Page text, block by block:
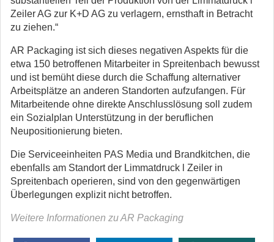
Zeiler AG zur K+D AG zu verlagern, ernsthaft in Betracht
zu ziehen.“
AR Packaging ist sich dieses negativen Aspekts für die
etwa 150 betroffenen Mitarbeiter in Spreitenbach bewusst
und ist bemüht diese durch die Schaffung alternativer
Arbeitsplätze an anderen Standorten aufzufangen. Für
Mitarbeitende ohne direkte Anschlusslösung soll zudem
ein Sozialplan Unterstützung in der beruflichen
Neupositionierung bieten.
Die Serviceeinheiten PAS Media und Brandkitchen, die
ebenfalls am Standort der Limmatdruck l Zeiler in
Spreitenbach operieren, sind von den gegenwärtigen
Überlegungen explizit nicht betroffen.
Weitere Informationen zu AR Packaging